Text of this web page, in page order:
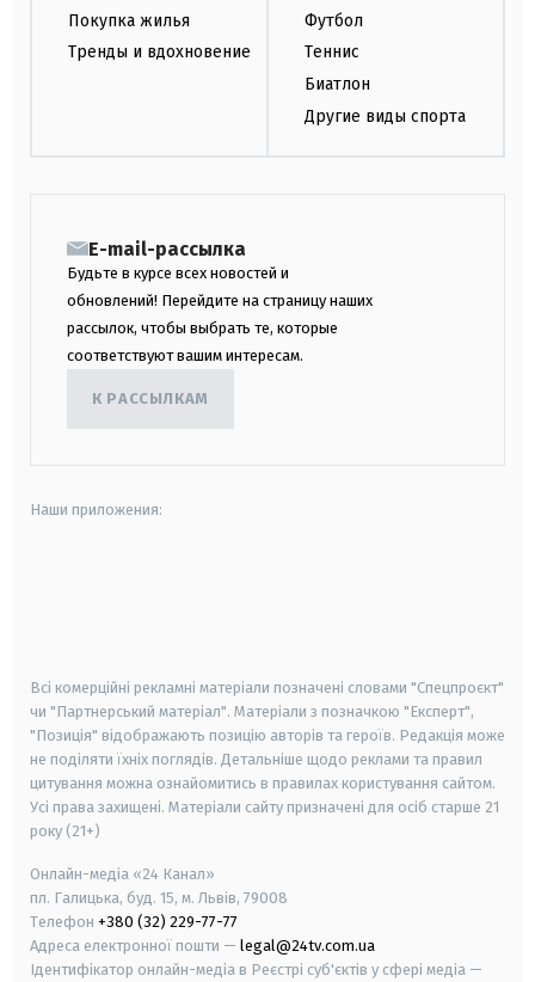
Покупка жилья
Тренды и вдохновение
Футбол
Теннис
Биатлон
Другие виды спорта
E-mail-рассылка
Будьте в курсе всех новостей и
обновлений! Перейдите на страницу наших
рассылок, чтобы выбрать те, которые
соответствуют вашим интересам.
К РАССЫЛКАМ
Наши приложения:
Всі комерційні рекламні матеріали позначені словами "Спецпроєкт"
чи "Партнерський матеріал". Матеріали з позначкою "Експерт",
"Позиція" відображають позицію авторів та героїв. Редакція може
не поділяти їхніх поглядів. Детальніше щодо реклами та правил
цитування можна ознайомитись в правилах користування сайтом.
Усі права захищені. Матеріали сайту призначені для осіб старше 21
року (21+)
Онлайн-медіа «24 Канал»
пл. Галицька, буд. 15, м. Львів, 79008
Телефон +380 (32) 229-77-77
Адреса електронної пошти — legal@24tv.com.ua
Ідентифікатор онлайн-медіа в Реєстрі суб'єктів у сфері медіа —